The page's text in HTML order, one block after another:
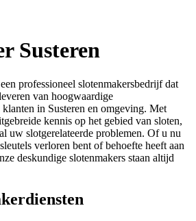
Susteren
professioneel slotenmakersbedrijf dat
van hoogwaardige
klanten in Susteren en omgeving. Met
kennis op het gebied van sloten,
uw slotgerelateerde problemen. Of u nu
verloren bent of behoefte heeft aan
deskundige slotenmakers staan altijd